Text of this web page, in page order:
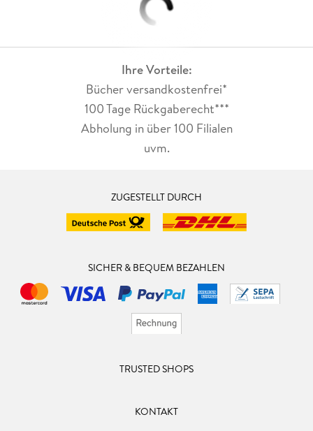
Ihre Vorteile:
Bücher versandkostenfrei*
100 Tage Rückgaberecht***
Abholung in über 100 Filialen
uvm.
ZUGESTELLT DURCH
SICHER & BEQUEM BEZAHLEN
TRUSTED SHOPS
KONTAKT